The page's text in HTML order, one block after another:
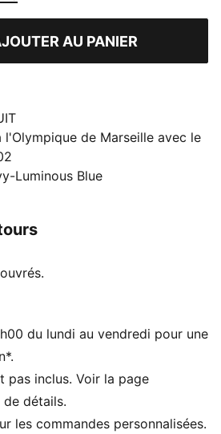
AU PANIER
de Marseille avec le
la saison 25/26. Ce maillot
et moderne, avec une teinte
un motif numérique dans les
bien visibles sur la poitrine.
dryCELL de PUMA, ce
optimal et des performances
terrain.
+ AVANTAGES
ultra-technique qui évacue
RE:FIBRE, ce produit est
95 % de matériaux recyclés à
Luminous Blue
du lundi au vendredi pour une
pas inclus. Voir la page
détails.
les commandes personnalisées.